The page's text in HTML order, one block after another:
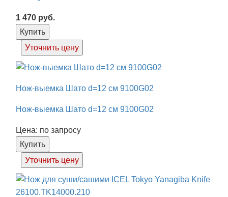
1 470 руб.
Купить
Уточнить цену
Нож-выемка Шато d=12 см 9100G02
Нож-выемка Шато d=12 см 9100G02
Цена: по запросу
Купить
Уточнить цену